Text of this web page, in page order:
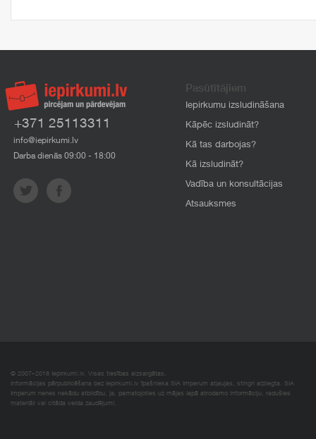
+371 25113311
info@iepirkumi.lv
Darba dienās 09:00 - 18:00
Pasūtītājiem
Iepirkumu izsludināšana
Kāpēc izsludināt?
Kā tas darbojas?
Kā izsludināt?
Vadība un konsultācijas
Atsauksmes
© 2007–2018 Iepirkumi.lv. Visas tiesības aizsargātas.
Informācijas pārpublicēšana bez iepirkumi.lv īpašnieka SIA Imperum atļaujas, stingri aizliegta. SIA
Imperum nenes nekādu atbildību, ja, pamatojoties uz mājas lapā atrodamo informāciju, radušies
materiāli vai citāda veida zaudējumi.